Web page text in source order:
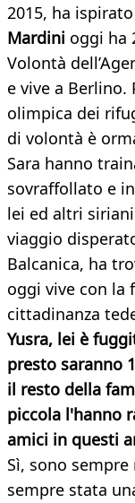
2015, ha
Mardini oggi ha
Volontà
e vive a Berlino.
olimpica dei
di volontà è
Sara hanno
sovraffollato e
lei ed altri
viaggio
Balcanica, ha
oggi vive con la
cittadinanza
Yusra, lei è
presto saranno
il resto della
piccola l'hanno
amici in questi
Sì, sono
sempre stata